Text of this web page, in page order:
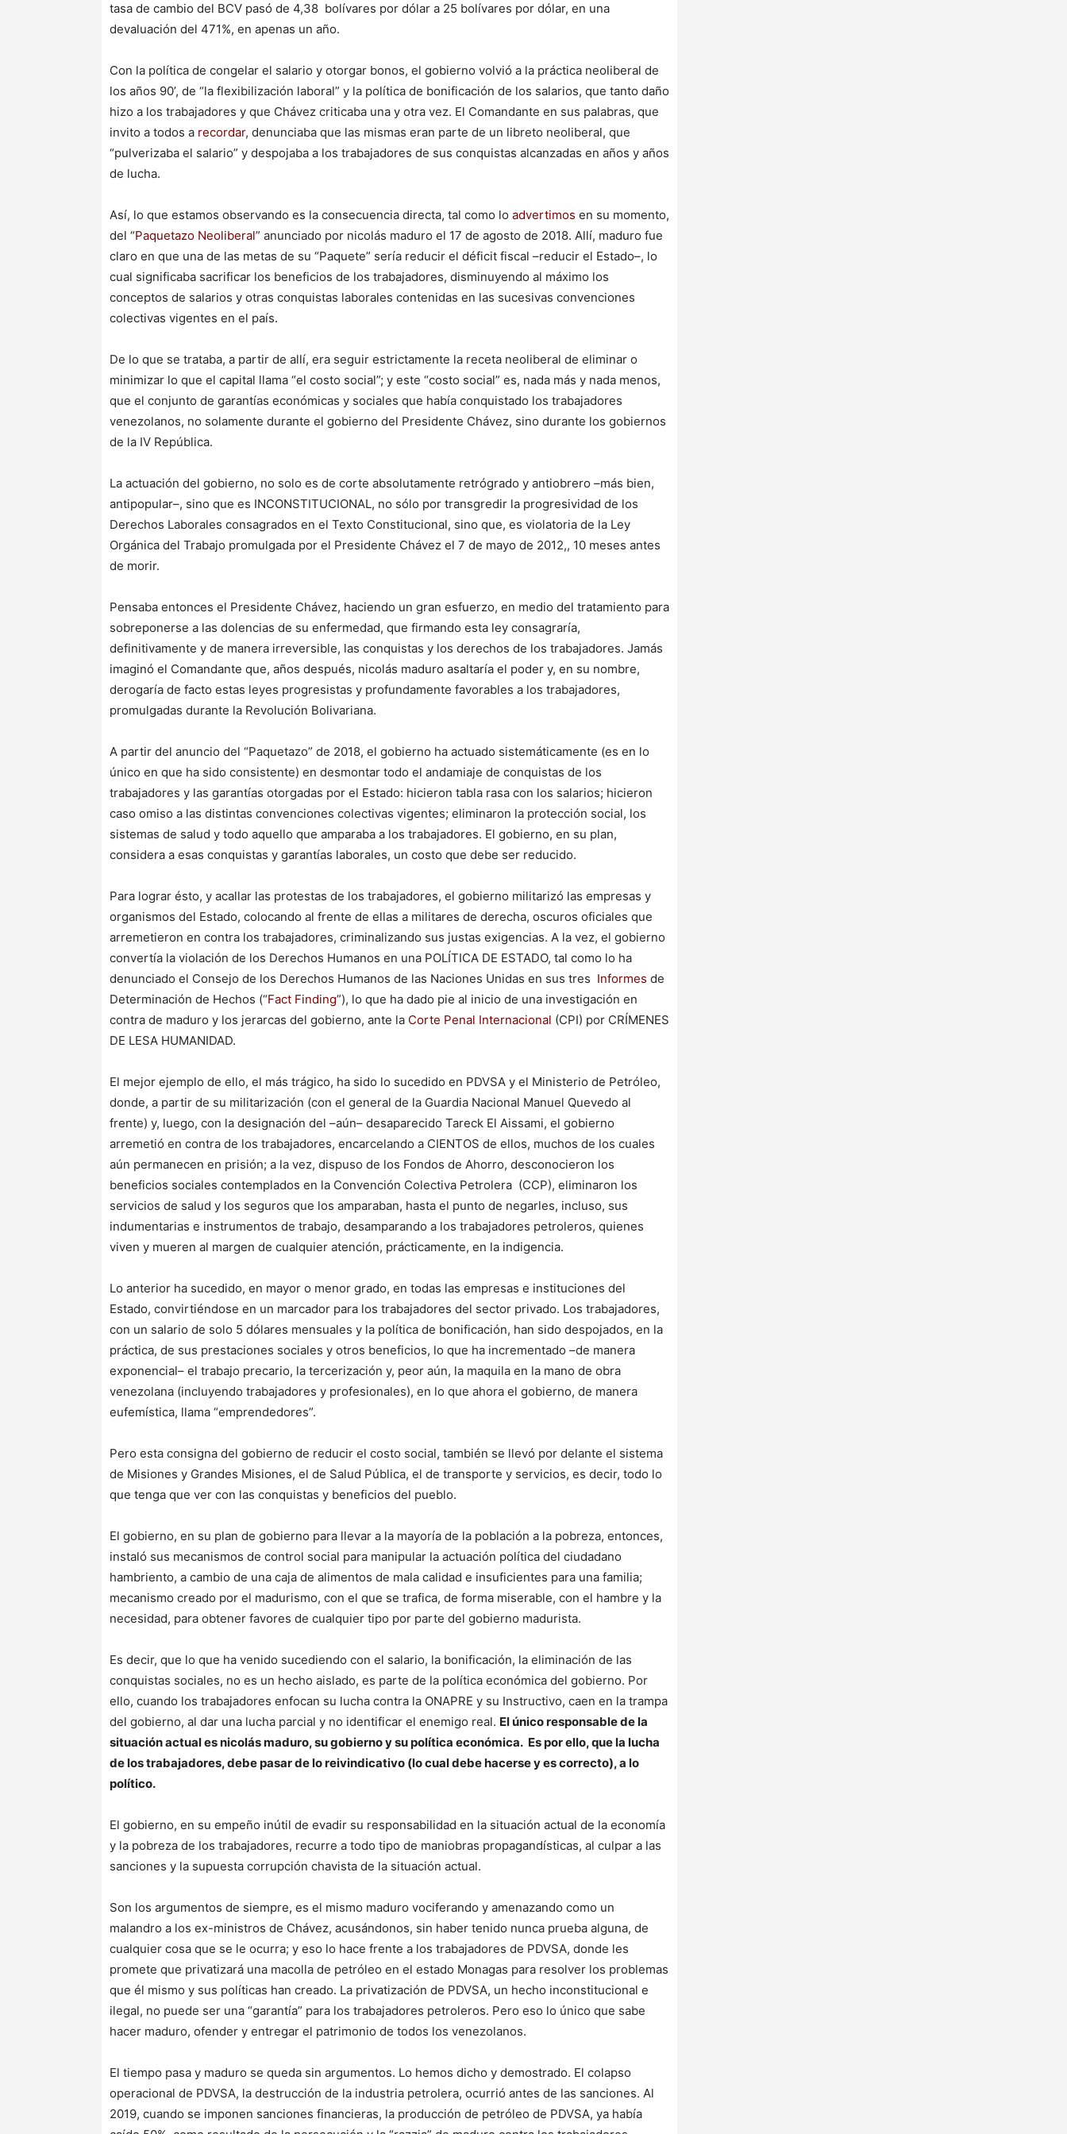
tasa de cambio del BCV pasó de 4,38 bolívares por dólar a 25 bolívares por dólar, en una
devaluación del 471%, en apenas un año.
Con la política de congelar el salario y otorgar bonos, el gobierno volvió a la práctica neoliberal de
los años 90’, de “la flexibilización laboral” y la política de bonificación de los salarios, que tanto daño
hizo a los trabajadores y que Chávez criticaba una y otra vez. El Comandante en sus palabras, que
invito a todos a recordar, denunciaba que las mismas eran parte de un libreto neoliberal, que
“pulverizaba el salario” y despojaba a los trabajadores de sus conquistas alcanzadas en años y años
de lucha.
Así, lo que estamos observando es la consecuencia directa, tal como lo advertimos en su momento,
del “Paquetazo Neoliberal” anunciado por nicolás maduro el 17 de agosto de 2018. Allí, maduro fue
claro en que una de las metas de su “Paquete” sería reducir el déficit fiscal –reducir el Estado–, lo
cual significaba sacrificar los beneficios de los trabajadores, disminuyendo al máximo los
conceptos de salarios y otras conquistas laborales contenidas en las sucesivas convenciones
colectivas vigentes en el país.
De lo que se trataba, a partir de allí, era seguir estrictamente la receta neoliberal de eliminar o
minimizar lo que el capital llama “el costo social”; y este “costo social” es, nada más y nada menos,
que el conjunto de garantías económicas y sociales que había conquistado los trabajadores
venezolanos, no solamente durante el gobierno del Presidente Chávez, sino durante los gobiernos
de la IV República.
La actuación del gobierno, no solo es de corte absolutamente retrógrado y antiobrero –más bien,
antipopular–, sino que es INCONSTITUCIONAL, no sólo por transgredir la progresividad de los
Derechos Laborales consagrados en el Texto Constitucional, sino que, es violatoria de la Ley
Orgánica del Trabajo promulgada por el Presidente Chávez el 7 de mayo de 2012,, 10 meses antes
de morir.
Pensaba entonces el Presidente Chávez, haciendo un gran esfuerzo, en medio del tratamiento para
sobreponerse a las dolencias de su enfermedad, que firmando esta ley consagraría,
definitivamente y de manera irreversible, las conquistas y los derechos de los trabajadores. Jamás
imaginó el Comandante que, años después, nicolás maduro asaltaría el poder y, en su nombre,
derogaría de facto estas leyes progresistas y profundamente favorables a los trabajadores,
promulgadas durante la Revolución Bolivariana.
A partir del anuncio del “Paquetazo” de 2018, el gobierno ha actuado sistemáticamente (es en lo
único en que ha sido consistente) en desmontar todo el andamiaje de conquistas de los
trabajadores y las garantías otorgadas por el Estado: hicieron tabla rasa con los salarios; hicieron
caso omiso a las distintas convenciones colectivas vigentes; eliminaron la protección social, los
sistemas de salud y todo aquello que amparaba a los trabajadores. El gobierno, en su plan,
considera a esas conquistas y garantías laborales, un costo que debe ser reducido.
Para lograr ésto, y acallar las protestas de los trabajadores, el gobierno militarizó las empresas y
organismos del Estado, colocando al frente de ellas a militares de derecha, oscuros oficiales que
arremetieron en contra los trabajadores, criminalizando sus justas exigencias. A la vez, el gobierno
convertía la violación de los Derechos Humanos en una POLÍTICA DE ESTADO, tal como lo ha
denunciado el Consejo de los Derechos Humanos de las Naciones Unidas en sus tres Informes de
Determinación de Hechos (“Fact Finding”), lo que ha dado pie al inicio de una investigación en
contra de maduro y los jerarcas del gobierno, ante la Corte Penal Internacional (CPI) por CRÍMENES
DE LESA HUMANIDAD.
El mejor ejemplo de ello, el más trágico, ha sido lo sucedido en PDVSA y el Ministerio de Petróleo,
donde, a partir de su militarización (con el general de la Guardia Nacional Manuel Quevedo al
frente) y, luego, con la designación del –aún– desaparecido Tareck El Aissami, el gobierno
arremetió en contra de los trabajadores, encarcelando a CIENTOS de ellos, muchos de los cuales
aún permanecen en prisión; a la vez, dispuso de los Fondos de Ahorro, desconocieron los
beneficios sociales contemplados en la Convención Colectiva Petrolera (CCP), eliminaron los
servicios de salud y los seguros que los amparaban, hasta el punto de negarles, incluso, sus
indumentarias e instrumentos de trabajo, desamparando a los trabajadores petroleros, quienes
viven y mueren al margen de cualquier atención, prácticamente, en la indigencia.
Lo anterior ha sucedido, en mayor o menor grado, en todas las empresas e instituciones del
Estado, convirtiéndose en un marcador para los trabajadores del sector privado. Los trabajadores,
con un salario de solo 5 dólares mensuales y la política de bonificación, han sido despojados, en la
práctica, de sus prestaciones sociales y otros beneficios, lo que ha incrementado –de manera
exponencial– el trabajo precario, la tercerización y, peor aún, la maquila en la mano de obra
venezolana (incluyendo trabajadores y profesionales), en lo que ahora el gobierno, de manera
eufemística, llama “emprendedores”.
Pero esta consigna del gobierno de reducir el costo social, también se llevó por delante el sistema
de Misiones y Grandes Misiones, el de Salud Pública, el de transporte y servicios, es decir, todo lo
que tenga que ver con las conquistas y beneficios del pueblo.
El gobierno, en su plan de gobierno para llevar a la mayoría de la población a la pobreza, entonces,
instaló sus mecanismos de control social para manipular la actuación política del ciudadano
hambriento, a cambio de una caja de alimentos de mala calidad e insuficientes para una familia;
mecanismo creado por el madurismo, con el que se trafica, de forma miserable, con el hambre y la
necesidad, para obtener favores de cualquier tipo por parte del gobierno madurista.
Es decir, que lo que ha venido sucediendo con el salario, la bonificación, la eliminación de las
conquistas sociales, no es un hecho aislado, es parte de la política económica del gobierno. Por
ello, cuando los trabajadores enfocan su lucha contra la ONAPRE y su Instructivo, caen en la trampa
del gobierno, al dar una lucha parcial y no identificar el enemigo real. El único responsable de la
situación actual es nicolás maduro, su gobierno y su política económica. Es por ello, que la lucha
de los trabajadores, debe pasar de lo reivindicativo (lo cual debe hacerse y es correcto), a lo
político.
El gobierno, en su empeño inútil de evadir su responsabilidad en la situación actual de la economía
y la pobreza de los trabajadores, recurre a todo tipo de maniobras propagandísticas, al culpar a las
sanciones y la supuesta corrupción chavista de la situación actual.
Son los argumentos de siempre, es el mismo maduro vociferando y amenazando como un
malandro a los ex-ministros de Chávez, acusándonos, sin haber tenido nunca prueba alguna, de
cualquier cosa que se le ocurra; y eso lo hace frente a los trabajadores de PDVSA, donde les
promete que privatizará una macolla de petróleo en el estado Monagas para resolver los problemas
que él mismo y sus políticas han creado. La privatización de PDVSA, un hecho inconstitucional e
ilegal, no puede ser una “garantía” para los trabajadores petroleros. Pero eso lo único que sabe
hacer maduro, ofender y entregar el patrimonio de todos los venezolanos.
El tiempo pasa y maduro se queda sin argumentos. Lo hemos dicho y demostrado. El colapso
operacional de PDVSA, la destrucción de la industria petrolera, ocurrió antes de las sanciones. Al
2019, cuando se imponen sanciones financieras, la producción de petróleo de PDVSA, ya había